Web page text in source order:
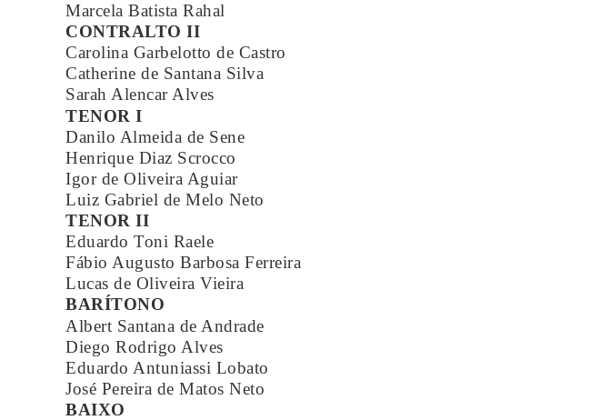
Marcela Batista Rahal
CONTRALTO II
Carolina Garbelotto de Castro
Catherine de Santana Silva
Sarah Alencar Alves
TENOR I
Danilo Almeida de Sene
Henrique Diaz Scrocco
Igor de Oliveira Aguiar
Luiz Gabriel de Melo Neto
TENOR II
Eduardo Toni Raele
Fábio Augusto Barbosa Ferreira
Lucas de Oliveira Vieira
BARÍTONO
Albert Santana de Andrade
Diego Rodrigo Alves
Eduardo Antuniassi Lobato
José Pereira de Matos Neto
BAIXO